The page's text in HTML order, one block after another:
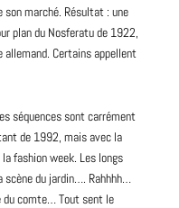
marché. Résultat : une
plan du Nosferatu de 1922,
allemand. Certains appellent
séquences sont carrément
de 1992, mais avec la
fashion week. Les longs
scène du jardin…. Rahhhh…
du comte… Tout sent le